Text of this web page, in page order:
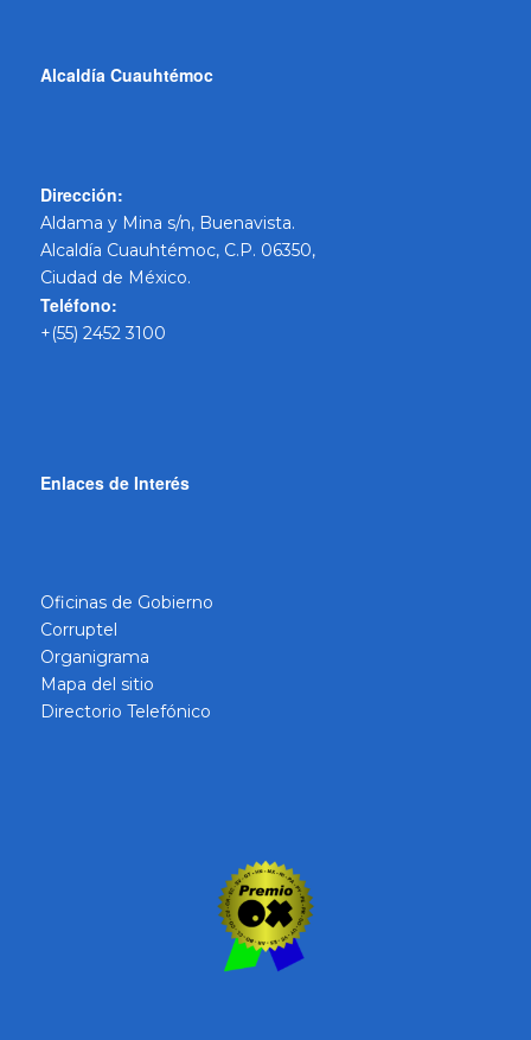
Alcaldía Cuauhtémoc
Dirección:
Aldama y Mina s/n, Buenavista.
Alcaldía Cuauhtémoc, C.P. 06350,
Ciudad de México.
Teléfono:
+(55) 2452 3100
Enlaces de Interés
Oficinas de Gobierno
Corruptel
Organigrama
Mapa del sitio
Directorio Telefónico